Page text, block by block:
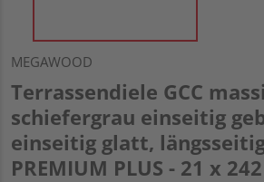
MEGAWOOD
Terrassendiele GCC
schiefergrau einseitig
einseitig glatt,
PREMIUM PLUS - 21 x